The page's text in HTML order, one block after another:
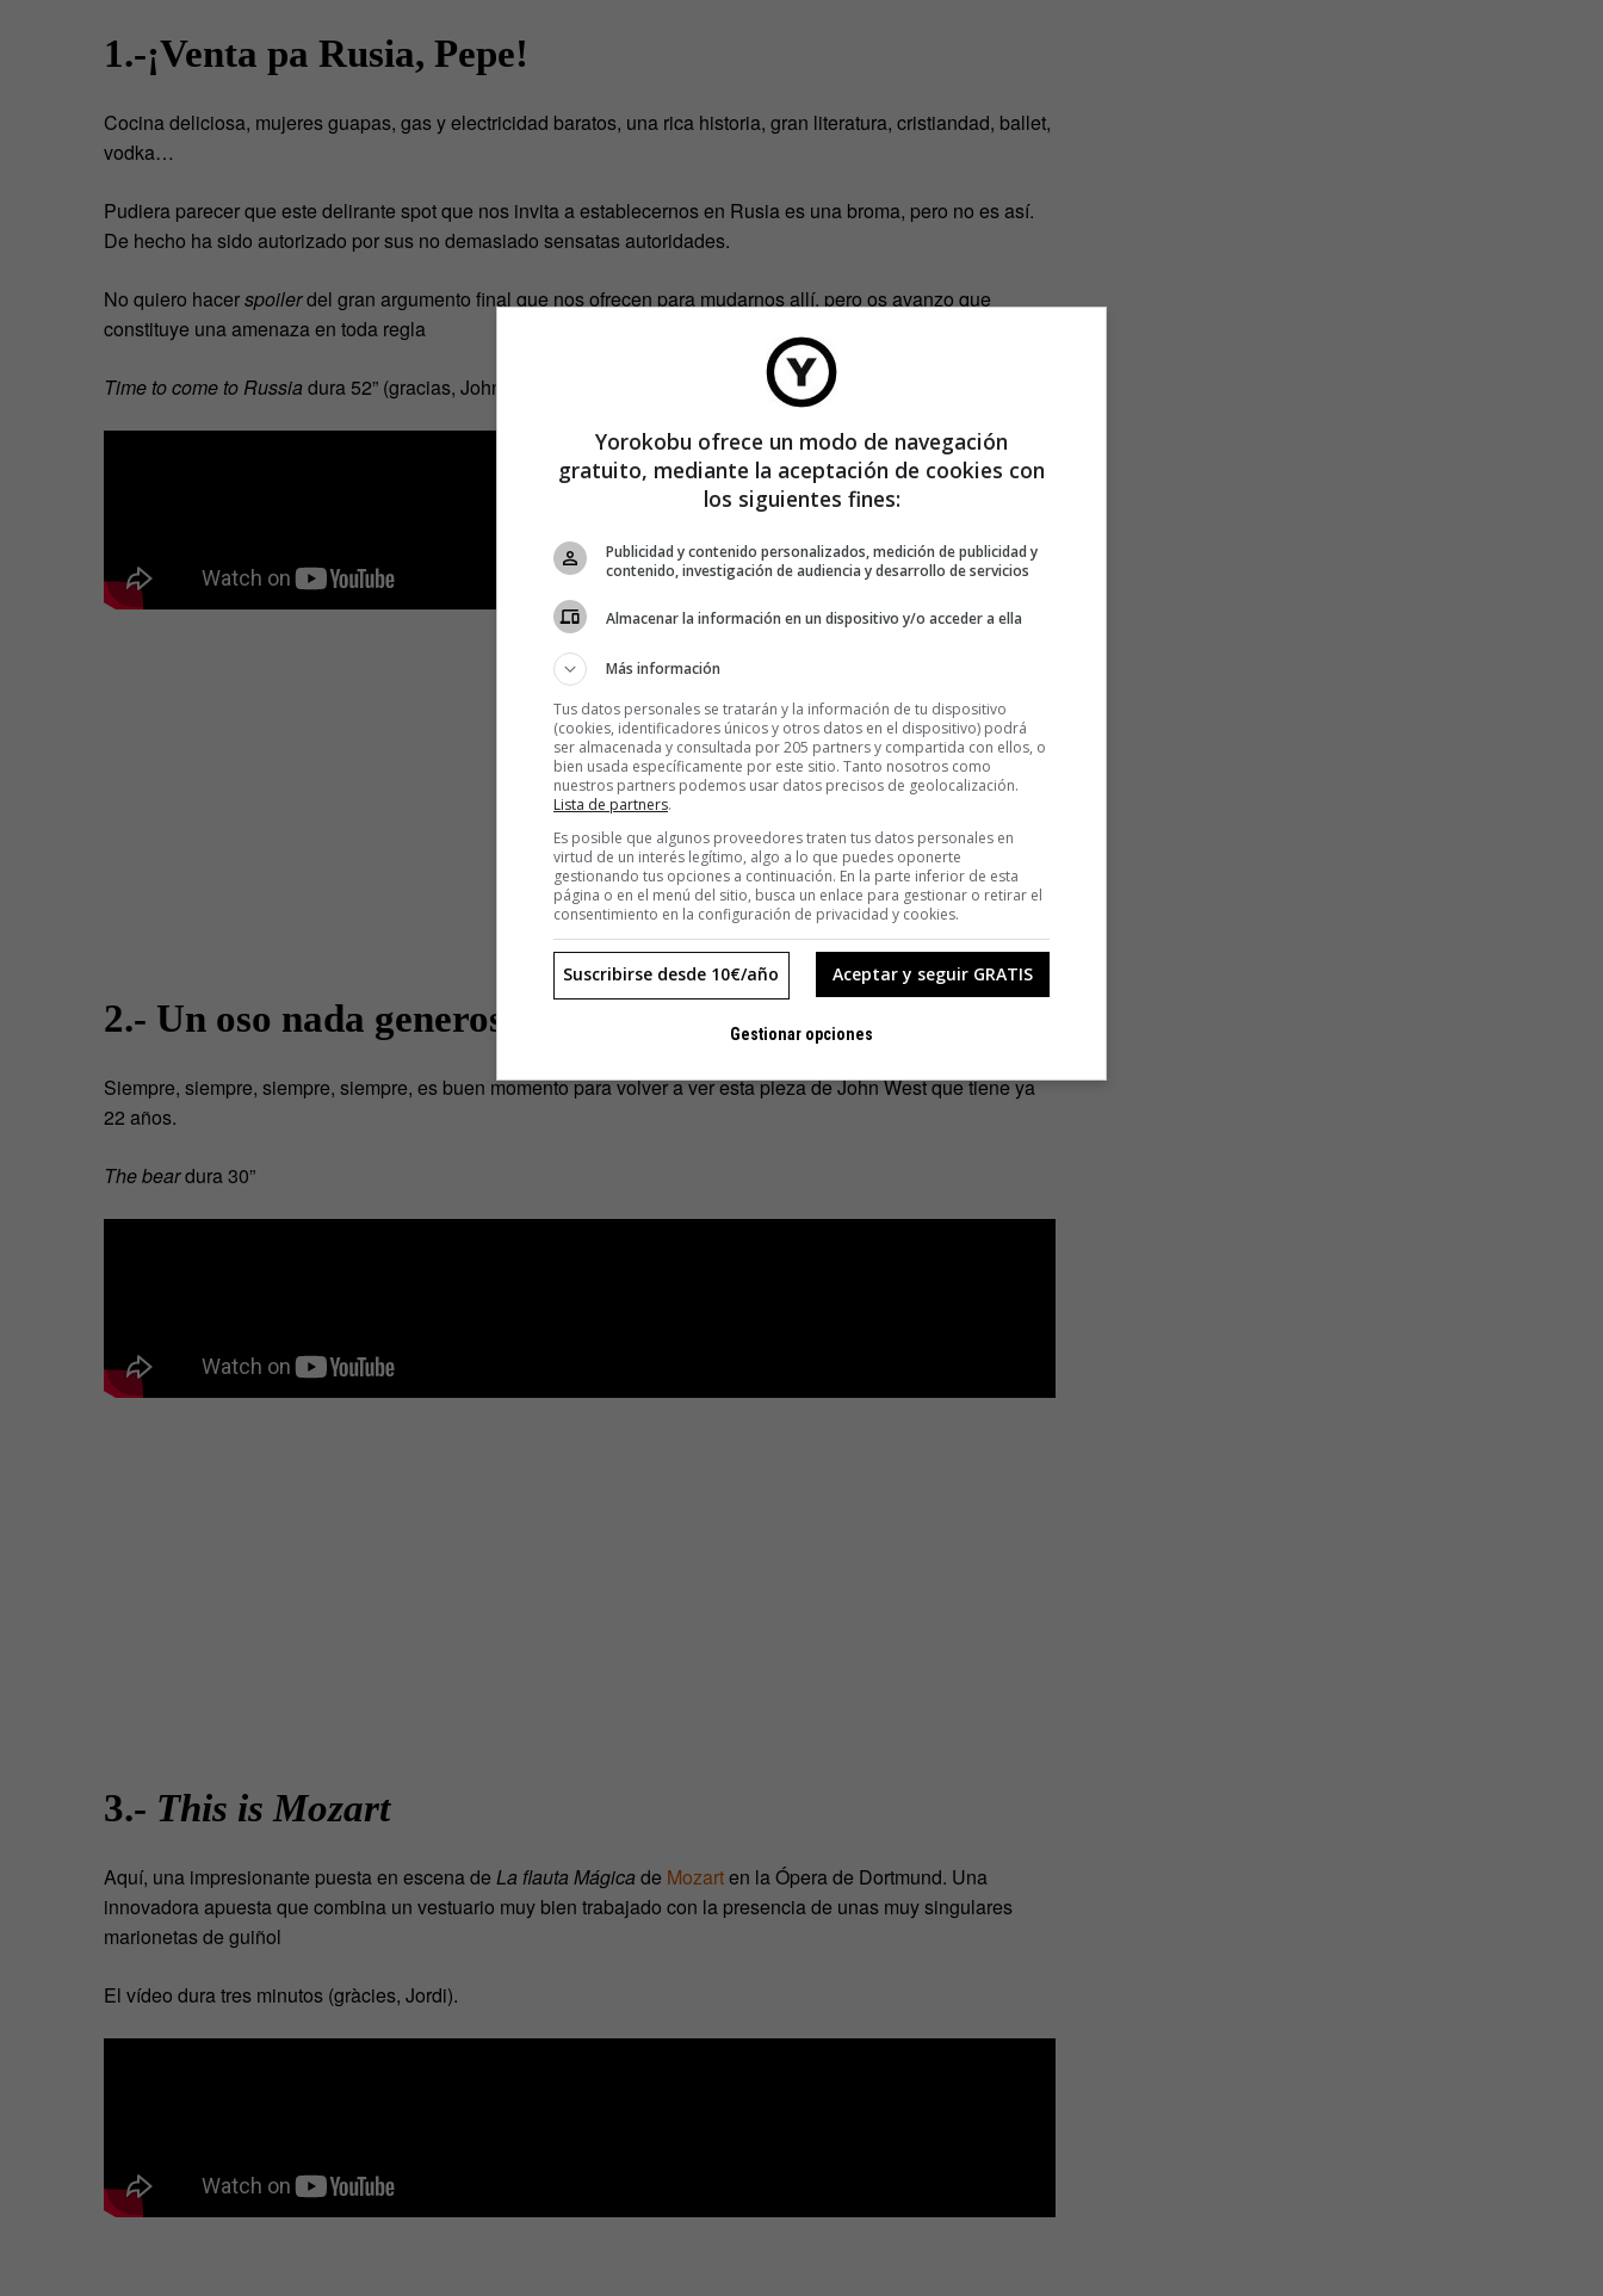
1.-¡Venta pa Rusia, Pepe!
Cocina deliciosa, mujeres guapas, gas y electricidad baratos, una rica historia, gran literatura, cristiandad, ballet,
vodka…
Pudiera parecer que este delirante spot que nos invita a establecernos en Rusia es una broma, pero no es así.
De hecho ha sido autorizado por sus no demasiado sensatas autoridades.
No quiero hacerspoilerdel gran argumento final que nos ofrecen para mudarnos allí, pero os avanzo que
constituye una amenaza en toda regla
Time to come to Russia dura 52” (gracias, John)
2.- Un oso nada generoso
Siempre, siempre, siempre, siempre, es buen momento para volver a ver esta pieza de John West que tiene ya
22 años.
The beardura 30”
3.- This is Mozart
Aquí, una impresionante puesta en escena de La flauta Mágica de Mozarten la Ópera de Dortmund. Una
innovadora apuesta que combina un vestuario muy bien trabajado con la presencia de unas muy singulares
marionetas de guiñol
El vídeo dura tres minutos (gràcies, Jordi).
Yorokobu ofrece un modo de navegación
gratuito, mediante la aceptación de cookies con
los siguientes fines:
Publicidad y contenido personalizados, medición de publicidad y
contenido, investigación de audiencia y desarrollo de servicios
Almacenar la información en un dispositivo y/o acceder a ella
Más información
Tus datos personales se tratarán y la información de tu dispositivo
(cookies, identificadores únicos y otros datos en el dispositivo) podrá
ser almacenada y consultada por 205 partners y compartida con ellos, o
bien usada específicamente por este sitio. Tanto nosotros como
nuestros partners podemos usar datos precisos de geolocalización.
Lista de partners.
Es posible que algunos proveedores traten tus datos personales en
virtud de un interés legítimo, algo a lo que puedes oponerte
gestionando tus opciones a continuación. En la parte inferior de esta
página o en el menú del sitio, busca un enlace para gestionar o retirar el
consentimiento en la configuración de privacidad y cookies.
Aceptar y seguir GRATIS
Suscribirse desde 10€/año
Gestionar opciones